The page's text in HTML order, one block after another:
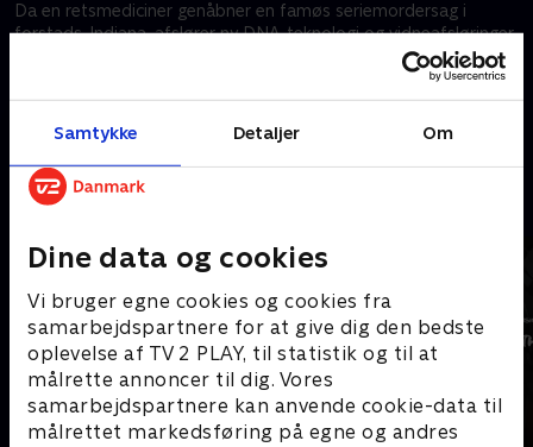
Samtykke Detaljer Om
Dine data og cookies
Vi bruger egne cookies og cookies fra
samarbejdspartnere for at give dig den bedste
oplevelse af TV 2 PLAY, til statistik og til at
målrette annoncer til dig. Vores
samarbejdspartnere kan anvende cookie-data til
målrettet markedsføring på egne og andres
Da en retsmediciner genåbner en famøs seriemordersag i
forstads-Indiana, afslører ny DNA-teknologi og vidneafsløringer
Kræver tilkøb
Mere indhold fra Disney+